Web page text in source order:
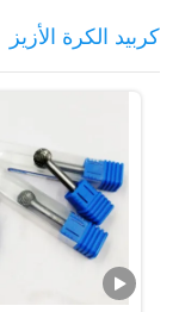
كربيد الكرة الأزيز